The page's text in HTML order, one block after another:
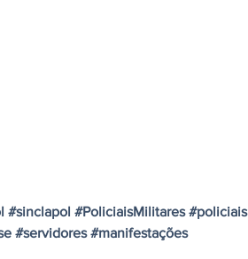
#sinclapol #PoliciaisMilitares #policiais
#servidores #manifestações